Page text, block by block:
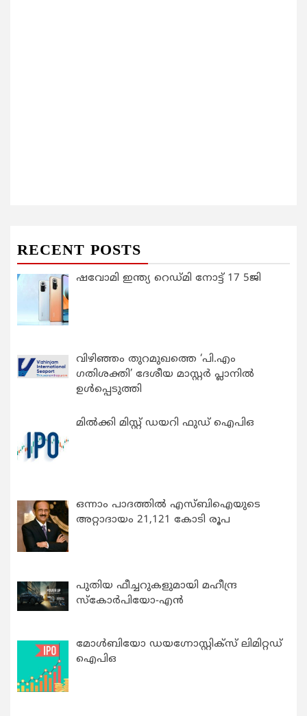
RECENT POSTS
ഷവോമി ഇന്ത്യ റെഡ്മി നോട്ട് 17 5ജി
വിഴിഞ്ഞം തുറമുഖത്തെ ‘പി.എം
ഗതിശക്തി’ ദേശീയ മാസ്റ്റർ പ്ലാനിൽ
ഉൾപ്പെടുത്തി
മിൽക്കി മിസ്റ്റ് ഡയറി ഫുഡ് ഐപിഒ
ഒന്നാം പാദത്തിൽ എസ്ബിഐയുടെ
അറ്റാദായം 21,121 കോടി രൂപ
പുതിയ ഫീച്ചറുകളുമായി മഹീന്ദ്ര
സ്കോർപിയോ-എൻ
മോൾബിയോ ഡയഗ്നോസ്റ്റിക്സ് ലിമിറ്റഡ്
ഐപിഒ